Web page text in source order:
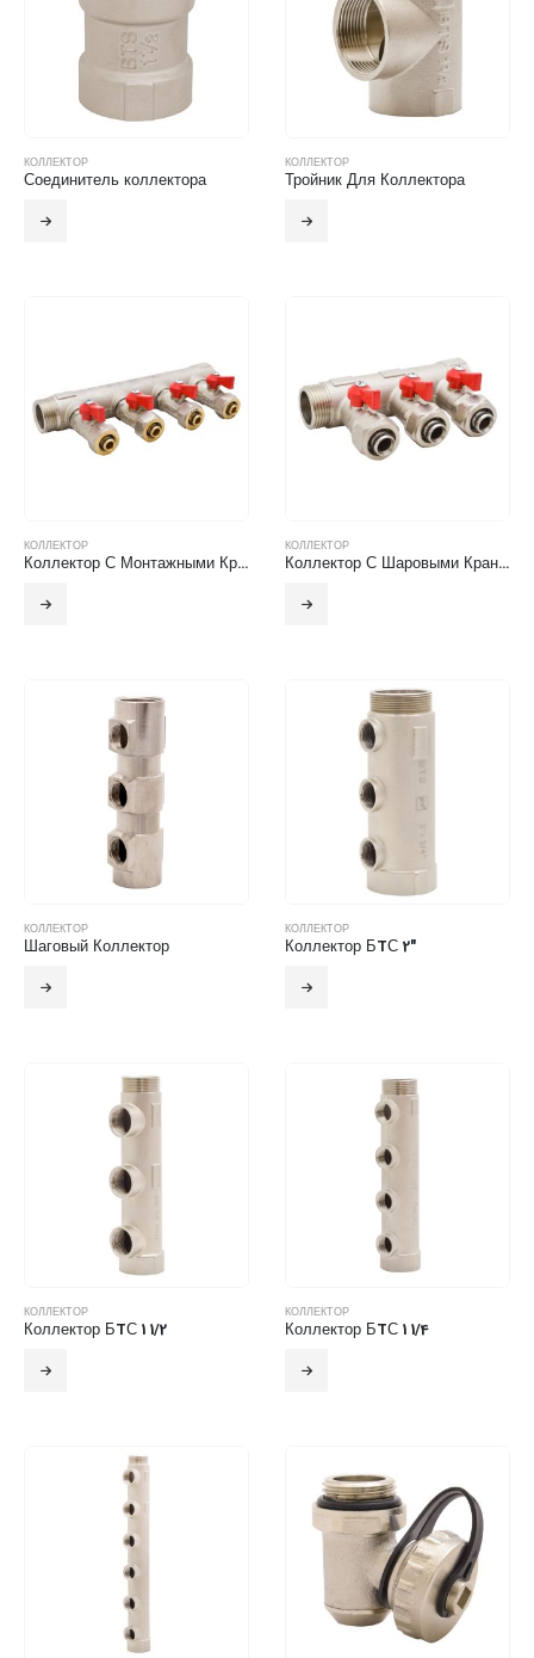
КОЛЛЕКТОР
Соединитель коллектора
КОЛЛЕКТОР
Тройник Для Коллектора
КОЛЛЕКТОР
Коллектор С Монтажными Кранами
КОЛЛЕКТОР
Коллектор С Шаровыми Кранами
КОЛЛЕКТОР
Шаговый Коллектор
КОЛЛЕКТОР
Коллектор БTС 2″
КОЛЛЕКТОР
Коллектор БTС 1 1/2
КОЛЛЕКТОР
Коллектор БTС 1 1/4